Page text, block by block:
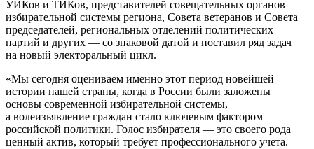
УИКов и ТИКов, представителей совещательных органов
избирательной системы региона, Совета ветеранов и Совета
председателей, региональных отделений политических
партий и других — со знаковой датой и поставил ряд задач
на новый электоральный цикл.
«Мы сегодня оцениваем именно этот период новейшей
истории нашей страны, когда в России были заложены
основы современной избирательной системы,
а волеизъявление граждан стало ключевым фактором
российской политики. Голос избирателя — это своего рода
ценный актив, который требует профессионального учета.